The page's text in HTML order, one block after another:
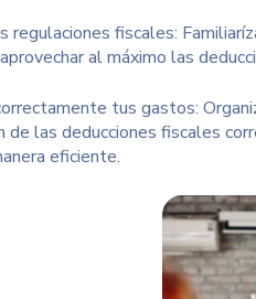
regulaciones fiscales:
al máximo las
tus gastos:
de las deducciones fiscales
eficiente.